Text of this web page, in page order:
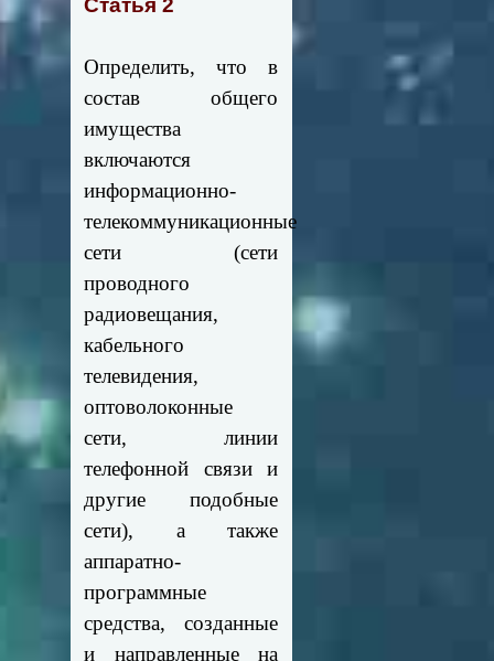
Статья 2
Определить, что в
состав общего
имущества
включаются
информационно-
телекоммуникационные
сети (сети
проводного
радиовещания,
кабельного
телевидения,
оптоволоконные
сети, линии
телефонной связи и
другие подобные
сети), а также
аппаратно-
программные
средства, созданные
и направленные на